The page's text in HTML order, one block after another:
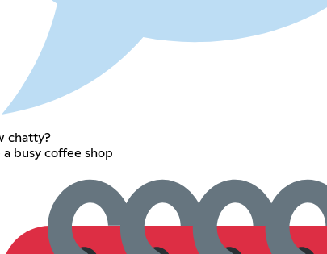
chatty?
a busy coffee shop